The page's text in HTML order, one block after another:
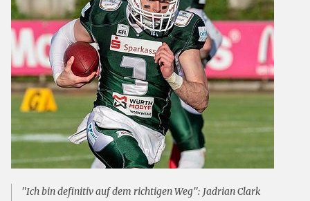
"Ich bin definitiv auf dem richtigen Weg": Jadrian Clark